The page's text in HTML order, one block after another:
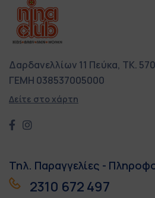
Δαρδανελλίων 11 Πεύκα, ΤΚ.
ΓΕΜΗ 038537005000
Δείτε στο χάρτη
Τηλ. Παραγγελίες -
2310 672 497